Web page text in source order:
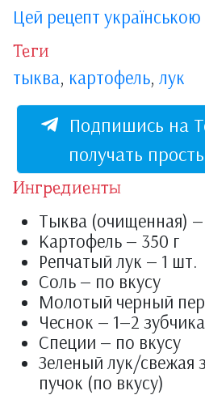
Цей рецепт
Теги
тыква, картофель, лук
Подпишись на
получать
Ингредиенты
Тыква (очищенная) —
Картофель — 350 г
Репчатый лук — 1 шт.
Соль — по вкусу
Молотый черный
Чеснок — 1—2 зубчика
Специи — по вкусу
Зеленый лук/свежая
пучок (по вкусу)